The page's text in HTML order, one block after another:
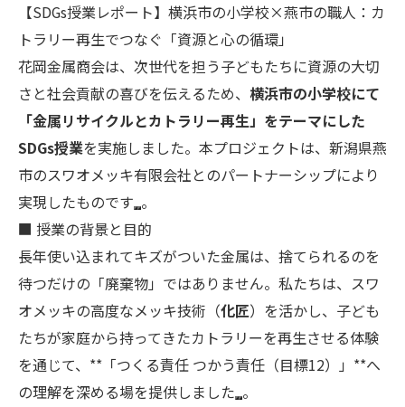
【SDGs授業レポート】横浜市の小学校×燕市の職人：カ
トラリー再生でつなぐ「資源と心の循環」
花岡金属商会は、次世代を担う子どもたちに資源の大切
さと社会貢献の喜びを伝えるため、 横浜市の小学校にて
「金属リサイクルとカトラリー再生」をテーマにした
SDGs授業を実施しました。本プロジェクトは、新潟県燕
市のスワオメッキ有限会社とのパートナーシップにより
実現したものです 。
■ 授業の背景と目的
長年使い込まれてキズがついた金属は、捨てられるのを
待つだけの「廃棄物」ではありません。私たちは、スワ
オメッキの高度なメッキ技術（化匠）を活かし、子ども
たちが家庭から持ってきたカトラリーを再生させる体験
を通じて、**「つくる責任 つかう責任（目標12）」**へ
の理解を深める場を提供しました 。